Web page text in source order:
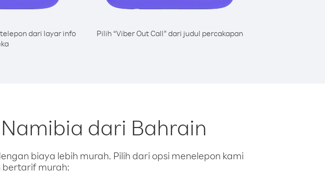
dari layar info
Pilih “Viber Out Call” dari judul percakapan
dari Bahrain
biaya lebih murah. Pilih dari opsi menelepon kami
bertarif murah: